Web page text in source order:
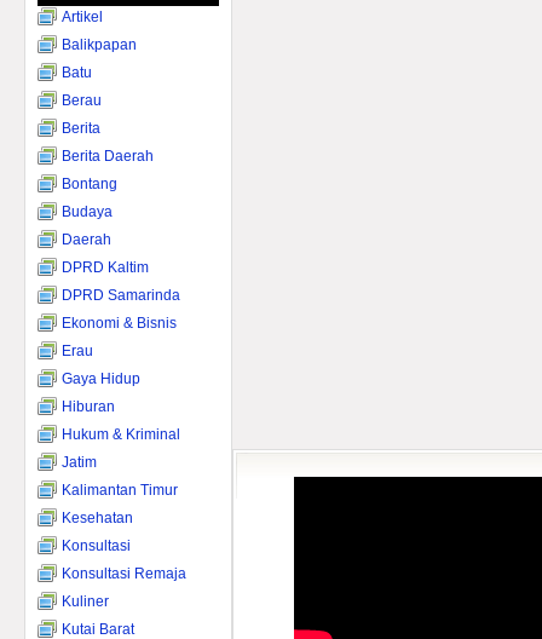
Artikel
Balikpapan
Batu
Berau
Berita
Berita Daerah
Bontang
Budaya
Daerah
DPRD Kaltim
DPRD Samarinda
Ekonomi & Bisnis
Erau
Gaya Hidup
Hiburan
Hukum & Kriminal
Jatim
Kalimantan Timur
Kesehatan
Konsultasi
Konsultasi Remaja
Kuliner
Kutai Barat